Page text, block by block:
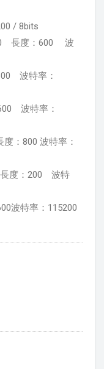
/ 8bits
長度：600 波
波特率：
波特率：
：800 波特率：
長度：200 波特
波特率：115200